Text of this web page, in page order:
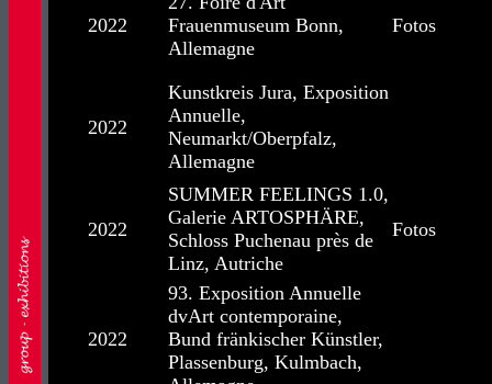
2022
Frauenmuseum Bonn,
Allemagne
Fotos
2022
Kunstkreis Jura, Exposition
Annuelle,
Neumarkt/Oberpfalz,
Allemagne
2022
SUMMER FEELINGS 1.0,
Galerie ARTOSPHÄRE,
Schloss Puchenau près de
Linz, Autriche
Fotos
2022
93. Exposition Annuelle
dvArt contemporaine,
Bund fränkischer Künstler,
Plassenburg, Kulmbach,